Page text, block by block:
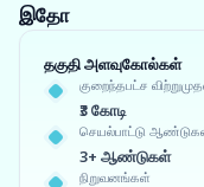
இதோ
தகுதி அளவுகோல்கள்
குறைந்தபட்ச
₹3 கோடி
செயல்பாட்டு
3+ ஆண்டுகள்
நிறுவனங்கள்